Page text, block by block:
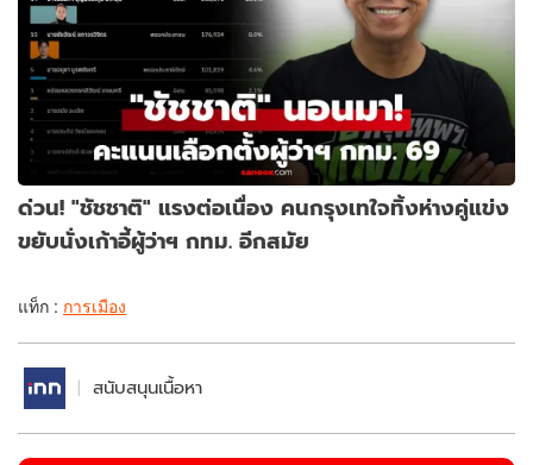
ด่วน! "ชัชชาติ" แรงต่อเนื่อง คนกรุงเทใจทิ้งห่างคู่แข่ง
ขยับนั่งเก้าอี้ผู้ว่าฯ กทม. อีกสมัย
แท็ก : การเมือง
สนับสนุนเนื้อหา